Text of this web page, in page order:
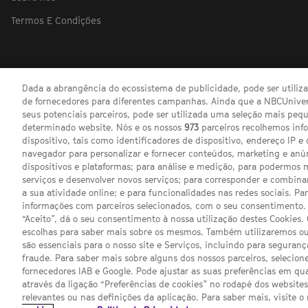
Termos E Condições
Channel
sites
SCI FI
Dada a abrangência do ecossistema de publicidade, pode ser
de fornecedores para diferentes campanhas. Ainda que a
seus potenciais parceiros, pode ser utilizada uma seleção mais
determinado website. Nós e os nossos 973 parceiros recolhemos
dispositivo, tais como identificadores de dispositivo, endereço IP e
navegador para personalizar e fornecer conteúdos, marketing e
dispositivos e plataformas; para análise e medição, para podermos
serviços e desenvolver novos serviços; para corresponder e
a sua atividade online; e para funcionalidades nas redes sociais.
informações com parceiros selecionados, com o seu
“Aceito”, dá o seu consentimento à nossa utilização destes
escolhas para saber mais sobre os mesmos. Também utilizaremos
são essenciais para o nosso site e Serviços, incluindo para
fraude. Para saber mais sobre alguns dos nossos parceiros,
fornecedores IAB e Google. Pode ajustar as suas preferências em
através da ligação “Preferências de cookies” no rodapé dos
relevantes ou nas definições da aplicação. Para saber mais, visite o